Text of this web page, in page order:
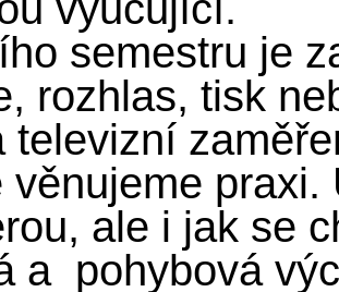
semestru je
rozhlas, tisk
televizní
věnujeme
ale i jak se
a pohybová